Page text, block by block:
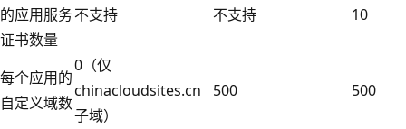
的应用服务
证书数量
不支持 不支持 10
每个应用的
自定义域数
0（仅
chinacloudsites.cn
子域）
500 500